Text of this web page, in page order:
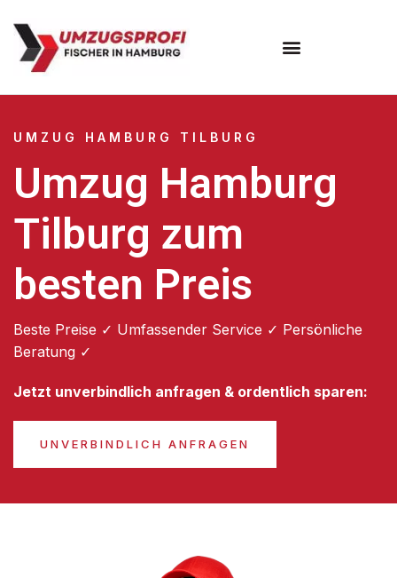
UMZUG HAMBURG TILBURG
Umzug Hamburg
Tilburg zum
besten Preis
Beste Preise ✓ Umfassender Service ✓ Persönliche
Beratung ✓
Jetzt unverbindlich anfragen & ordentlich sparen:
UNVERBINDLICH ANFRAGEN